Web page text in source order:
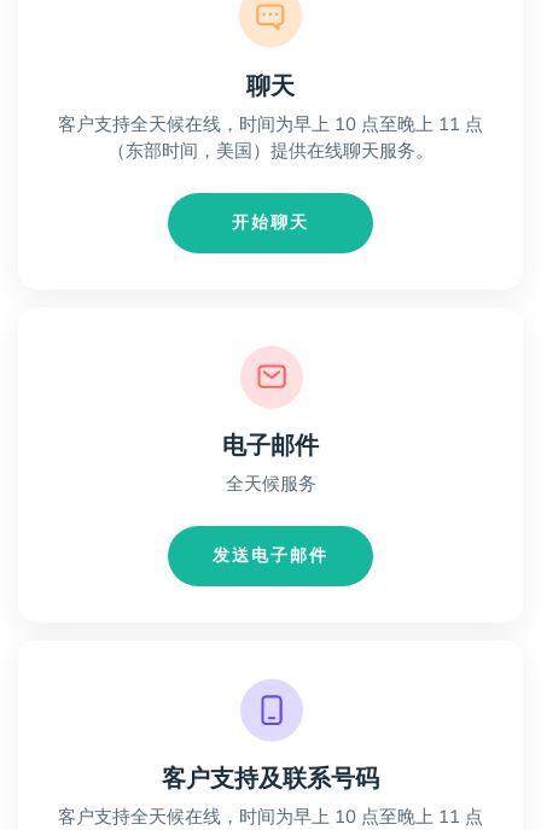
聊天
客户支持全天候在线，时间为早上 10 点至晚上 11 点
（东部时间，美国）提供在线聊天服务。
开始聊天
电子邮件
全天候服务
发送电子邮件
客户支持及联系号码
客户支持全天候在线，时间为早上 10 点至晚上 11 点